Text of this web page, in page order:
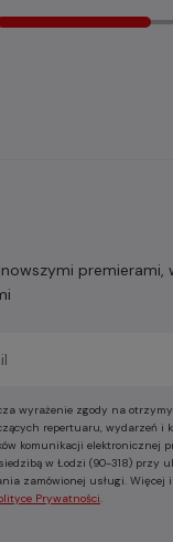
wyrażenie zgody na
repertuaru, wydarzeń i
komunikacji elektronicznej
w Łodzi (90-318) przy
zamówionej usługi.
Prywatności.